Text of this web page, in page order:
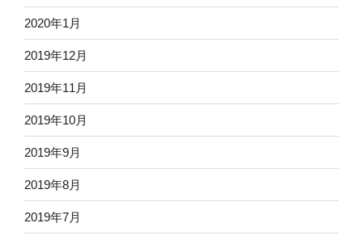
2020年1月
2019年12月
2019年11月
2019年10月
2019年9月
2019年8月
2019年7月